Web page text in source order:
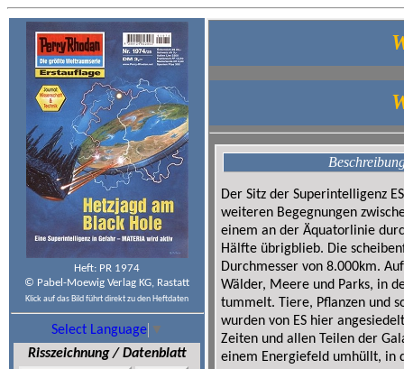
Heft: PR 1974
© Pabel-Moewig Verlag KG, Rastatt
Klick auf das Bild führt direkt zu den Heftdaten
Select Language ▼
Risszeichnung / Datenblatt
Der Sitz der Superintelligenz
weiteren Begegnungen
einem an der Äquatorlinie
Hälfte übrigblieb. Die
Durchmesser von 8.000km.
Wälder, Meere und Parks, in
tummelt. Tiere, Pflanzen und
wurden von ES hier
Zeiten und allen Teilen der
einem Energiefeld umhüllt, in